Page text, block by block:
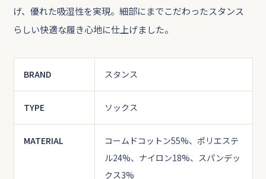
げ、優れた吸湿性を実現。細部にまでこだわったスタンス
らしい快適な履き心地に仕上げました。
BRAND スタンス
TYPE ソックス
MATERIAL
コームドコットン55%、ポリエステ
ル24%、ナイロン18%、スパンデッ
クス3%